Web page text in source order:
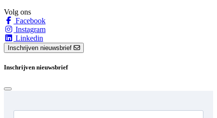
Volg ons
Facebook
Instagram
Linkedin
Inschrijven nieuwsbrief
Inschrijven nieuwsbrief